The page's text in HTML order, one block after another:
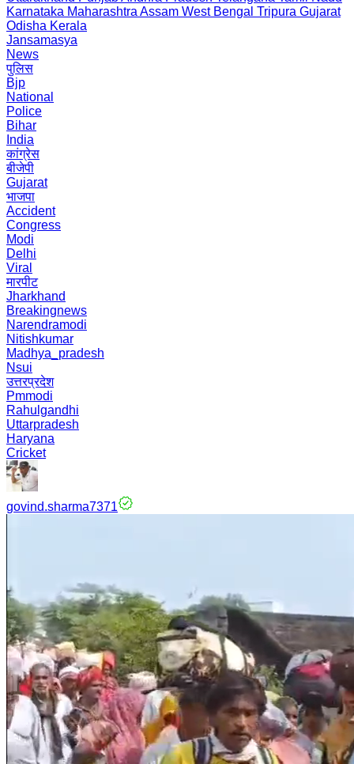
Karnataka Maharashtra Assam West Bengal Tripura Gujarat
Odisha Kerala
Jansamasya
News
पुलिस
Bjp
National
Police
Bihar
India
कांग्रेस
बीजेपी
Gujarat
भाजपा
Accident
Congress
Modi
Delhi
Viral
मारपीट
Jharkhand
Breakingnews
Narendramodi
Nitishkumar
Madhya_pradesh
Nsui
उत्तरप्रदेश
Pmmodi
Rahulgandhi
Uttarpradesh
Haryana
Cricket
govind.sharma7371